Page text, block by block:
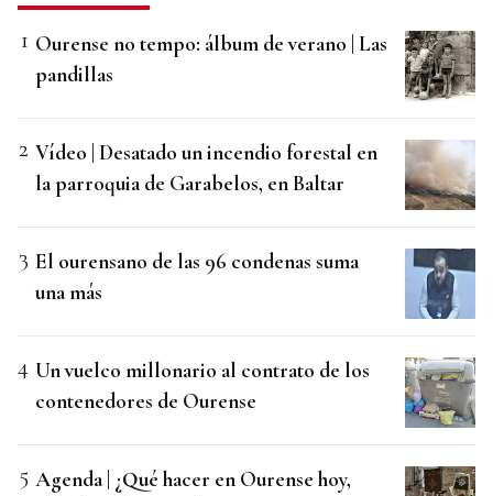
Ourense no tempo: álbum de verano | Las
pandillas
Vídeo | Desatado un incendio forestal en
la parroquia de Garabelos, en Baltar
El ourensano de las 96 condenas suma
una más
Un vuelco millonario al contrato de los
contenedores de Ourense
Agenda | ¿Qué hacer en Ourense hoy,